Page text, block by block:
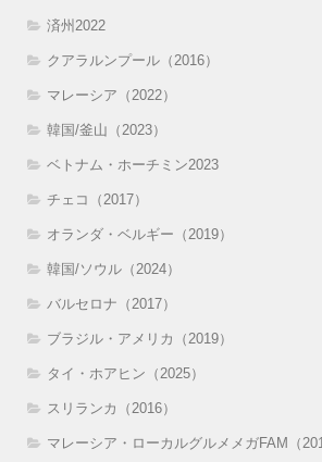
済州2022
クアラルンプール（2016）
マレーシア（2022）
韓国/釜山（2023）
ベトナム・ホーチミン2023
チェコ（2017）
オランダ・ベルギー（2019）
韓国/ソウル（2024）
バルセロナ（2017）
ブラジル・アメリカ（2019）
タイ・ホアヒン（2025）
スリランカ（2016）
マレーシア・ローカルグルメメガFAM（